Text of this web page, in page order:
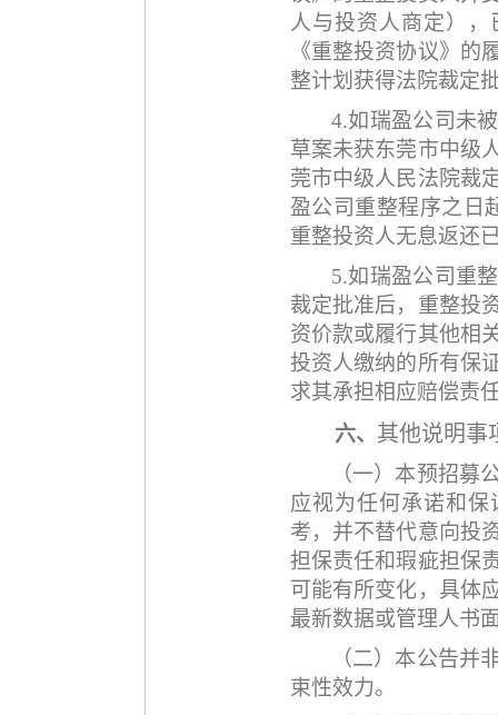
人与投资人商定）
，
《重整投资协议》的
整计划获得法院裁定
4.如瑞盈公司未
草案未获东莞市中级
莞市中级人民法院裁
盈公司重整程序之日
重整投资人无息返还
5.如瑞盈公司重
裁定批准后，重整投
资价款或履行其他相
投资人缴纳的所有保
求其承担相应赔偿责
六、 其他说明事
（一）本预招募
应视为任何承诺和
考，并不替代意向投
担保责任和瑕疵担保
可能有所变化，具体
最新数据或管理人书
（二）本公告并
束性效力。